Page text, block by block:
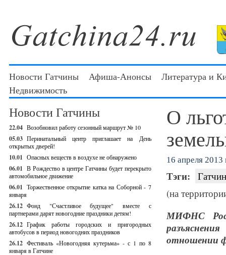
Новости Гатчины Афиша-Анонсы
Литература и
Недвижимость
Новости Гатчины
22.04 Возобновил работу сезонный маршрут № 10
05.03 Перинатальный центр приглашает на День
открытых дверей!
10.01 Опасных веществ в воздухе не обнаружено
06.01 В Рождество в центре Гатчины будет перекрыто
автомобильное движение
06.01 Торжественное открытие катка на Соборной - 7
января
26.12 Фонд "Счастливое будущее" вместе с
партнерами дарят новогодние праздники детям!
26.12 График работы городских и пригородных
автобусов в период новогодних праздников
26.12 Фестиваль «Новогодняя кутерьма» - с 1 по 8
января в Гатчине
О
16 апреля 2013
Тэги:
(на
МИФНС
отношении